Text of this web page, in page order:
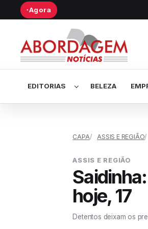
● Agora
EDITORIAS BELEZA
CAPA ASSIS E REGIÃO
ASSIS E REGIÃO
hoje, 17
Detentos deixam os